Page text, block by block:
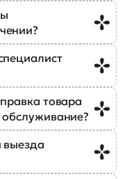
товара
обслуживание?
выезда